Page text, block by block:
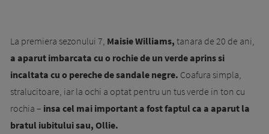
La premiera sezonului 7, Maisie Williams, tanara de 20 de ani,
a aparut imbarcata cu o rochie de un verde aprins si
incaltata cu o pereche de sandale negre. Coafura simpla,
stralucitoare, iar la ochi a optat pentru un tus verde in ton cu
rochia – insa cel mai important a fost faptul ca a aparut la
bratul iubitului sau, Ollie.